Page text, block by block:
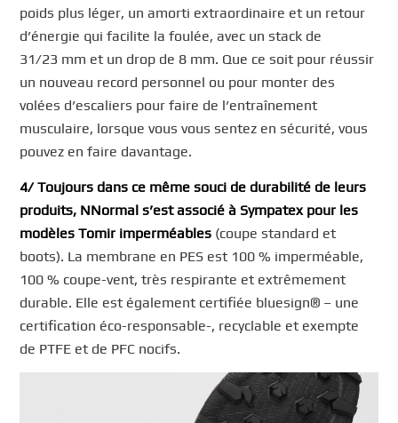
poids plus léger, un amorti extraordinaire et un retour
d’énergie qui facilite la foulée, avec un stack de
31/23 mm et un drop de 8 mm. Que ce soit pour réussir
un nouveau record personnel ou pour monter des
volées d’escaliers pour faire de l’entraînement
musculaire, lorsque vous vous sentez en sécurité, vous
pouvez en faire davantage.
4/ Toujours dans ce même souci de durabilité de leurs
produits, NNormal s’est associé à Sympatex pour les
modèles Tomir imperméables (coupe standard et
boots). La membrane en PES est 100 % imperméable,
100 % coupe-vent, très respirante et extrêmement
durable. Elle est également certifiée bluesign® – une
certification éco-responsable-, recyclable et exempte
de PTFE et de PFC nocifs.